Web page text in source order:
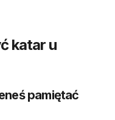
katar u
pamiętać